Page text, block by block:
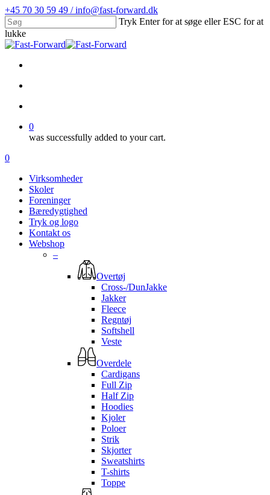
Skip
to
main
content
+45 70 30 59 49 / info@fast-forward.dk
Tryk Enter for at søge eller ESC for at
lukke
Close
0
was successfully added to your cart.
Menu
search
account
0
Virksomheder
Skoler
Foreninger
Bæredygtighed
Tryk og logo
Kontakt os
Webshop
–
Overtøj
Cross-/DunJakke
Jakker
Fleece
Regntøj
Softshell
Veste
Overdele
Cardigans
Full Zip
Half Zip
Hoodies
Kjoler
Poloer
Strik
Skjorter
Sweatshirts
T-shirts
Toppe